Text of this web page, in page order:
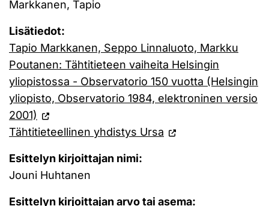
Markkanen, Tapio
Lisätiedot:
Tapio Markkanen, Seppo Linnaluoto, Markku
Poutanen: Tähtitieteen vaiheita Helsingin
yliopistossa - Observatorio 150 vuotta (Helsingin
yliopisto, Observatorio 1984, elektroninen versio
2001)
Tähtitieteellinen yhdistys Ursa
Esittelyn kirjoittajan nimi:
Jouni Huhtanen
Esittelyn kirjoittajan arvo tai asema: